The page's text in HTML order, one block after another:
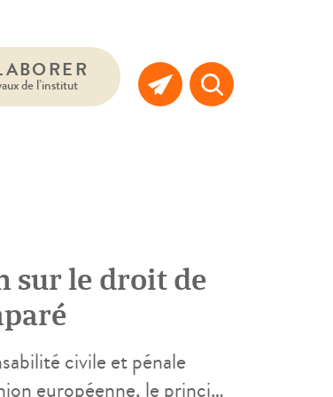
de l’institut
sur le droit de
civile et pénale
européenne, le principe